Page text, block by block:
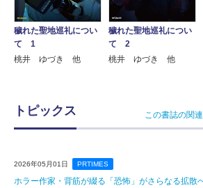
穢れた聖地巡礼につい
て 1
桃井 ゆづき 他
穢れた聖地巡礼につい
て 2
桃井 ゆづき 他
トピックス この書誌の関
2026年05月01日 PRTIMES
ホラー作家・背筋が綴る「恐怖」がさらなる拡